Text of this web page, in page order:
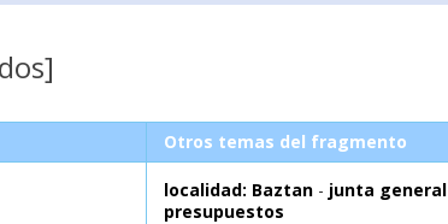
Otros temas del fragmento
localidad: Baztan - junta general
presupuestos